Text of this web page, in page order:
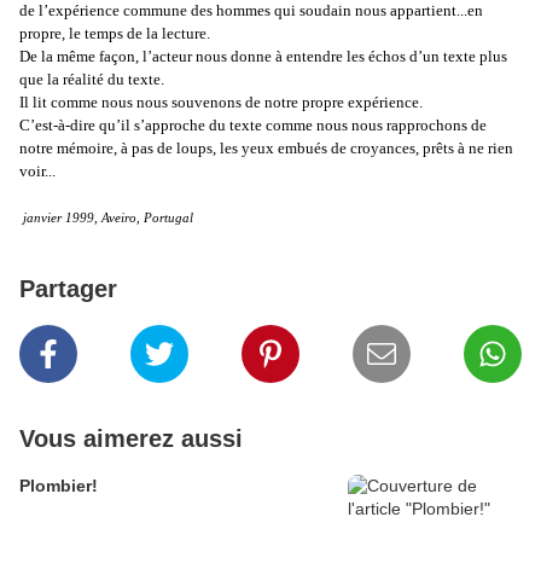
de l’expérience commune des hommes qui soudain nous appartient...en
propre, le temps de la lecture.
De la même façon, l’acteur nous donne à entendre les échos d’un texte plus
que la réalité du texte.
Il lit comme nous nous souvenons de notre propre expérience.
C’est-à-dire qu’il s’approche du texte comme nous nous rapprochons de
notre mémoire, à pas de loups, les yeux embués de croyances, prêts à ne rien
voir...
janvier 1999, Aveiro, Portugal
Partager
Vous aimerez aussi
Plombier!